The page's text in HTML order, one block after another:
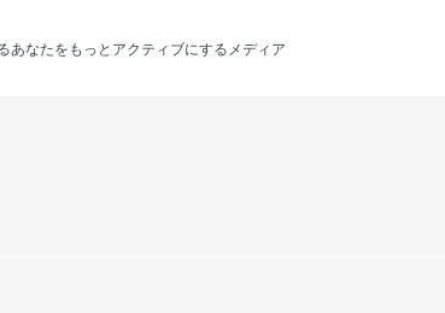
あなたをもっとアクティブにするメディア